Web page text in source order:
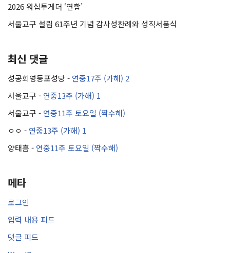
2026 워십투게더 ‘연합’
서울교구 설립 61주년 기념 감사성찬례와 성직서품식
최신 댓글
성공회영등포성당 - 연중17주 (가해) 2
서울교구 - 연중13주 (가해) 1
서울교구 - 연중11주 토요일 (짝수해)
ㅇㅇ - 연중13주 (가해) 1
양태흠 - 연중11주 토요일 (짝수해)
메타
로그인
입력 내용 피드
댓글 피드